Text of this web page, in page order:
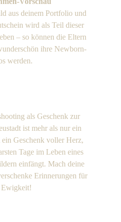
aus deinem Portfolio und
wird als Teil dieser
– so können die Eltern
ihre Newborn-
werden.
als Geschenk zur
ist mehr als nur ein
Geschenk voller Herz,
Tage im Leben eines
einfängt. Mach deine
Erinnerungen für
Ewigkeit!